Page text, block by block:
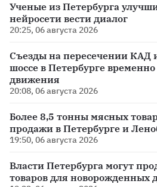
Ученые из Петербурга
нейросети вести диалог
20:25, 06 августа 2026
Съезды на пересечении КАД
шоссе в Петербурге
движения
20:08, 06 августа 2026
Более 8,5 тонны мясных
продажи в Петербурге и
19:50, 06 августа 2026
Власти Петербурга могут
товаров для новорожденных